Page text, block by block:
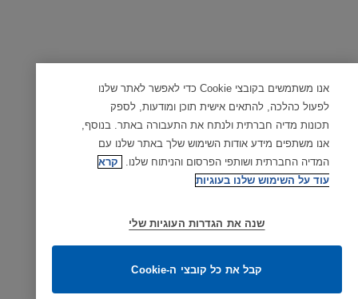
אנו משתמשים בקובצי Cookie כדי לאפשר לאתר שלנו
לפעול כהלכה, להתאים אישית תוכן ומודעות, לספק
תכונות מדיה חברתית ולנתח את התעבורה באתר. בנוסף,
אנו משתפים מידע אודות השימוש שלך באתר שלנו עם
המדיה החברתית ושותפי הפרסום והניתוח שלנו.
קרא
עוד על השימוש שלנו בעוגיות
שנה את הגדרות העוגיות שלי
קבל את כל קובצי ה-Cookie